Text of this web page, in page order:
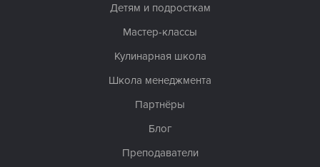
Детям и подросткам
Мастер-классы
Кулинарная школа
Школа менеджмента
Партнёры
Блог
Преподаватели